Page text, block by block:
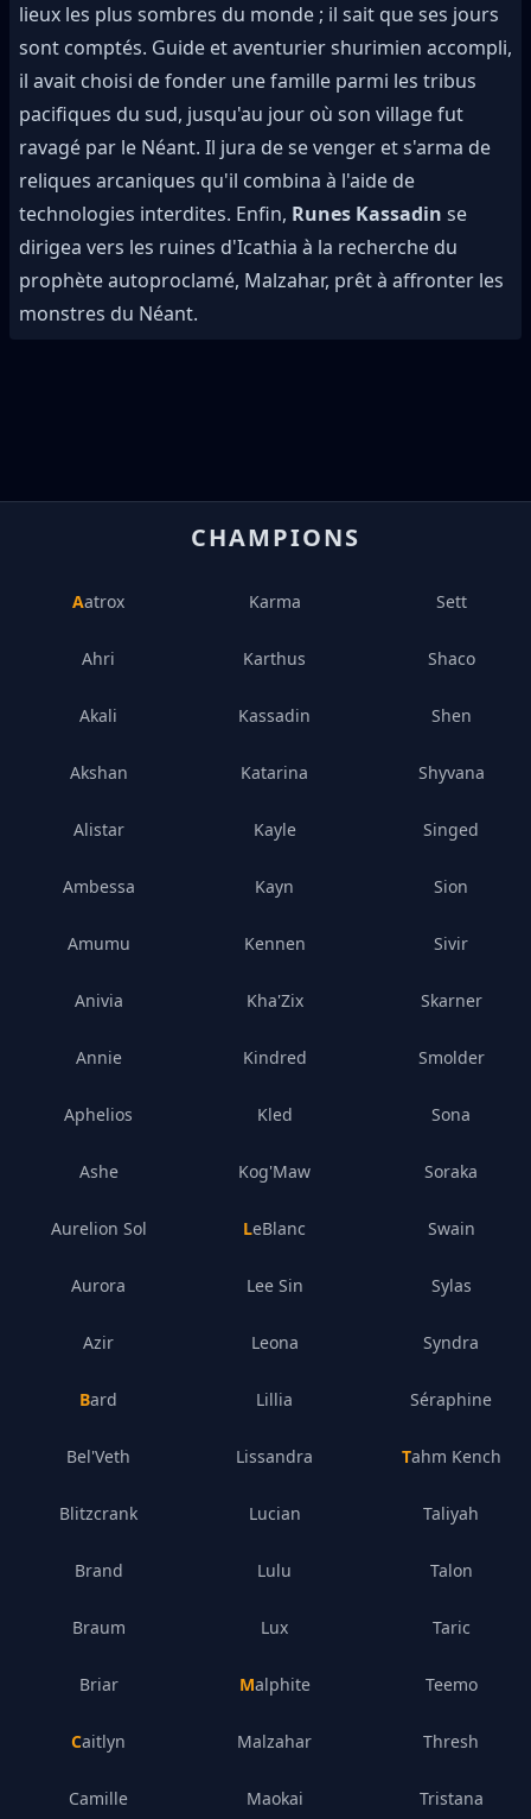
lieux les plus sombres du monde ; il sait que ses jours
sont comptés. Guide et aventurier shurimien accompli,
il avait choisi de fonder une famille parmi les tribus
pacifiques du sud, jusqu'au jour où son village fut
ravagé par le Néant. Il jura de se venger et s'arma de
reliques arcaniques qu'il combina à l'aide de
technologies interdites. Enfin, Runes Kassadin se
dirigea vers les ruines d'Icathia à la recherche du
prophète autoproclamé, Malzahar, prêt à affronter les
monstres du Néant.
CHAMPIONS
Aatrox
Ahri
Akali
Akshan
Alistar
Ambessa
Amumu
Anivia
Annie
Aphelios
Ashe
Aurelion Sol
Aurora
Azir
Bard
Bel'Veth
Blitzcrank
Brand
Braum
Briar
Caitlyn
Camille
Karma
Karthus
Kassadin
Katarina
Kayle
Kayn
Kennen
Kha'Zix
Kindred
Kled
Kog'Maw
LeBlanc
Lee Sin
Leona
Lillia
Lissandra
Lucian
Lulu
Lux
Malphite
Malzahar
Maokai
Sett
Shaco
Shen
Shyvana
Singed
Sion
Sivir
Skarner
Smolder
Sona
Soraka
Swain
Sylas
Syndra
Séraphine
Tahm Kench
Taliyah
Talon
Taric
Teemo
Thresh
Tristana